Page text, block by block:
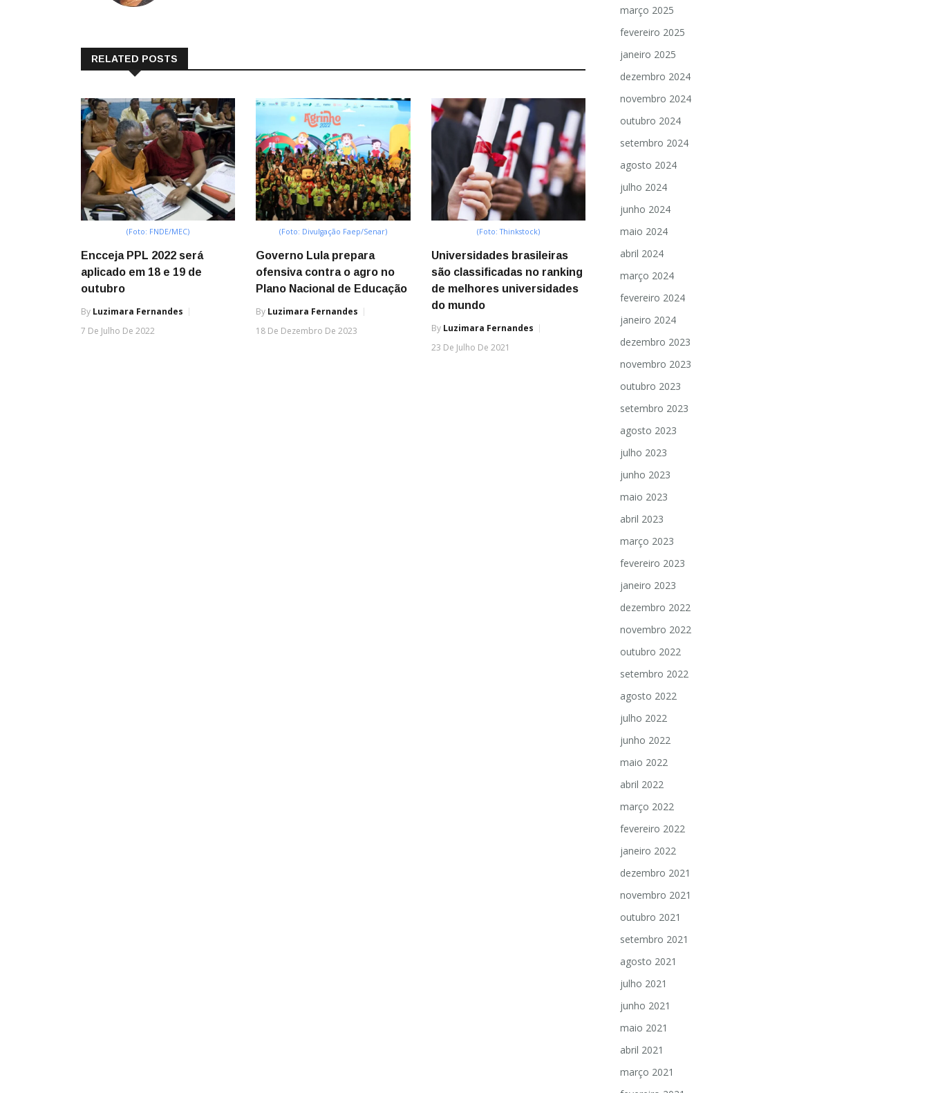
RELATED POSTS
(Foto: FNDE/MEC)
Encceja PPL 2022 será
aplicado em 18 e 19 de
outubro
By Luzimara Fernandes
7 De Julho De 2022
(Foto: Divulgação Faep/Senar)
Governo Lula prepara
ofensiva contra o agro no
Plano Nacional de Educação
By Luzimara Fernandes
18 De Dezembro De 2023
(Foto: Thinkstock)
Universidades brasileiras
são classificadas no ranking
de melhores universidades
do mundo
By Luzimara Fernandes
23 De Julho De 2021
março 2025
fevereiro 2025
janeiro 2025
dezembro 2024
novembro 2024
outubro 2024
setembro 2024
agosto 2024
julho 2024
junho 2024
maio 2024
abril 2024
março 2024
fevereiro 2024
janeiro 2024
dezembro 2023
novembro 2023
outubro 2023
setembro 2023
agosto 2023
julho 2023
junho 2023
maio 2023
abril 2023
março 2023
fevereiro 2023
janeiro 2023
dezembro 2022
novembro 2022
outubro 2022
setembro 2022
agosto 2022
julho 2022
junho 2022
maio 2022
abril 2022
março 2022
fevereiro 2022
janeiro 2022
dezembro 2021
novembro 2021
outubro 2021
setembro 2021
agosto 2021
julho 2021
junho 2021
maio 2021
abril 2021
março 2021